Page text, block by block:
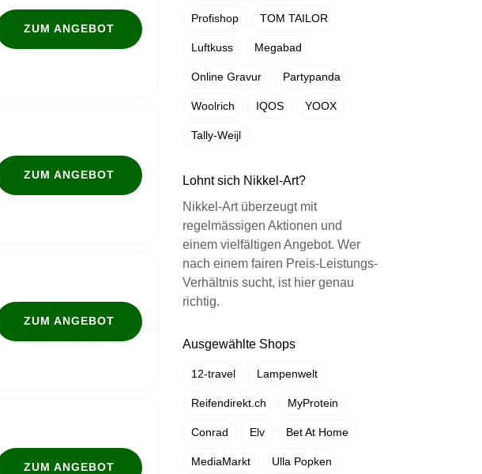
ZUM ANGEBOT
ZUM ANGEBOT
ZUM ANGEBOT
ZUM ANGEBOT
Profishop TOM TAILOR
Luftkuss Megabad
Online Gravur Partypanda
Woolrich IQOS YOOX
Tally-Weijl
Lohnt sich Nikkel-Art?
Nikkel-Art überzeugt mit
regelmässigen Aktionen und
einem vielfältigen Angebot. Wer
nach einem fairen Preis-Leistungs-
Verhältnis sucht, ist hier genau
richtig.
Ausgewählte Shops
12-travel Lampenwelt
Reifendirekt.ch MyProtein
Conrad Elv Bet At Home
MediaMarkt Ulla Popken